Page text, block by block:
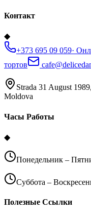
Контакт
◆
+373 695 09 059·
тортов
Strada 31 August
Moldova
Часы Работы
◆
Понедельник –
Суббота –
Полезные Ссылки